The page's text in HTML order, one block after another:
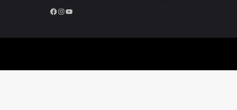
Facebook InstagramYouTube